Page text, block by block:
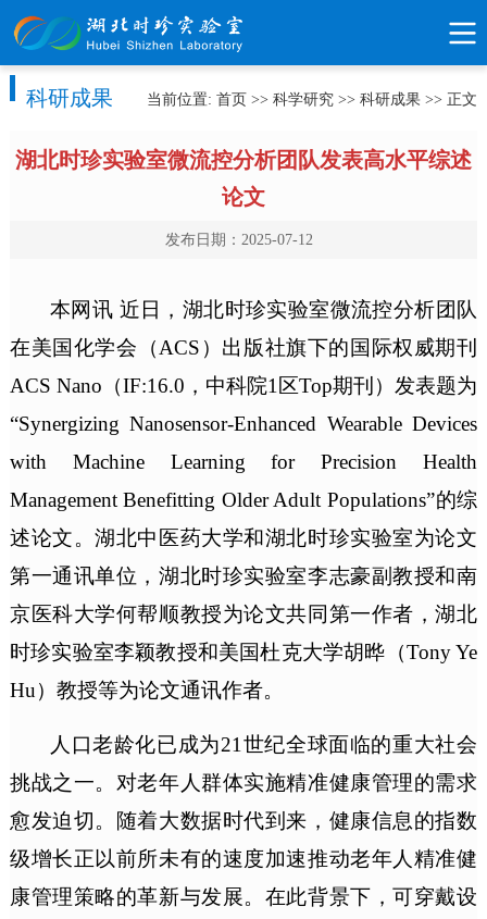
科研成果 当前位置:首页 >>科学研究 >>科研成果 >> 正文
湖北时珍实验室微流控分析团队发表高水平综述
论文
发布日期：2025-07-12
本网讯 近日，湖北时珍实验室微流控分析团队
在美国化学会（ACS）出版社旗下的国际权威期刊
ACS Nano（IF:16.0，中科院1区Top期刊）发表题为
“Synergizing Nanosensor-Enhanced Wearable Devices
with Machine Learning for Precision Health
Management Benefitting Older Adult Populations”的综
述论文。湖北中医药大学和湖北时珍实验室为论文
第一通讯单位， 湖北时珍实验室李志豪副教授和南
京医科大学何帮顺教授为论文共同第一作者，湖北
时珍实验室李颖教授和美国杜克大学胡晔（Tony Ye
Hu）教授等为论文通讯作者。
人口老龄化已成为21世纪全球面临的重大社会
挑战之一。对老年人群体实施精准健康管理的需求
愈发迫切。随着大数据时代到来，健康信息的指数
级增长正以前所未有的速度加速推动老年人精准健
康管理策略的革新与发展。在此背景下，可穿戴设